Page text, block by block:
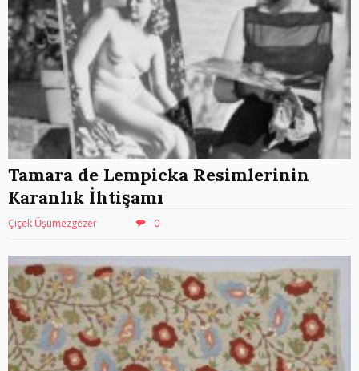
Tamara de Lempicka Resimlerinin
Karanlık İhtişamı
Çiçek Üşümezgezer 0